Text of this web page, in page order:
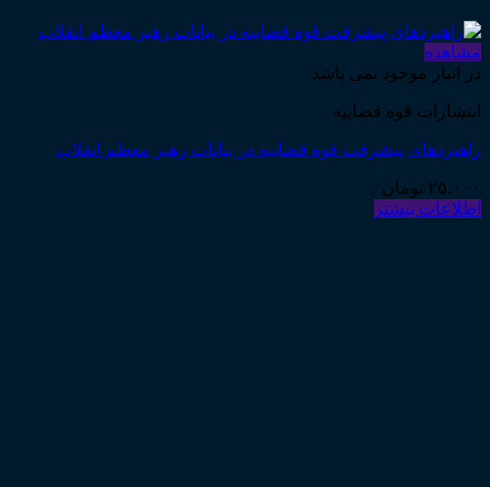
مشاهده
در انبار موجود نمی باشد
انتشارات قوه قضاییه
راهبردهای پیشرفت قوه قضاییه در بیانات رهبر معظم انقلاب
۲۵,۰۰۰ تومان
اطلاعات بیشتر